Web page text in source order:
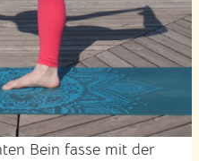
Bein fasse mit der